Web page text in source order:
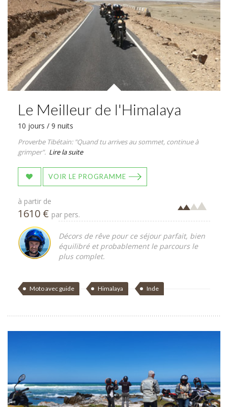
Le Meilleur de l'Himalaya
10 jours / 9 nuits
Proverbe Tibétain: "Quand tu arrives au sommet, continue à
grimper". Lire la suite
VOIR LE PROGRAMME
à partir de
1610 € par pers.
Décors de rêve pour ce séjour parfait, bien
équilibré et probablement le parcours le
plus complet.
Moto avec guide Himalaya Inde